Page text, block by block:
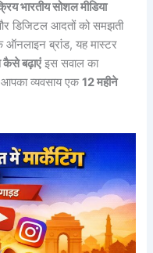
भारतीय सोशल मीडिया
डिजिटल आदतों को समझती
ऑनलाइन ब्रांड, यह मास्टर
कैसे बढ़ाएंइस सवाल का
आपका व्यवसाय एक12 महीने